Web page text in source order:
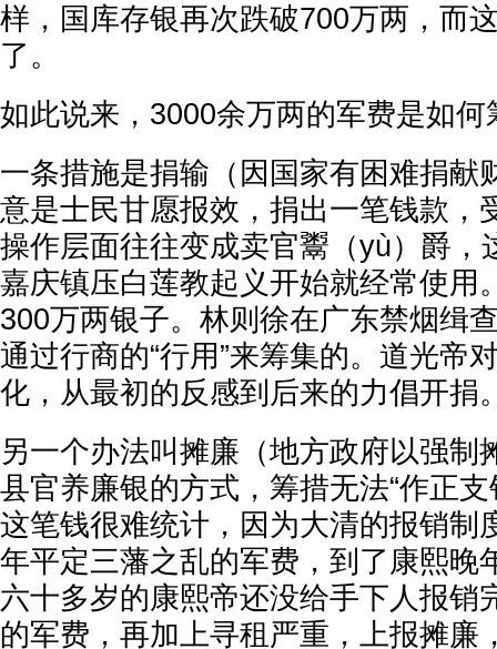
样，国库存银再次跌破700万两，而
了。
如此说来，3000余万两的军费是如何
一条措施是捐输（因国家有困难捐献
意是士民甘愿报效，捐出一笔钱款，
操作层面往往变成卖官鬻（yù）爵，
嘉庆镇压白莲教起义开始就经常使用
300万两银子。林则徐在广东禁烟缉
通过行商的“行用”来筹集的。道光帝
化，从最初的反感到后来的力倡开捐
另一个办法叫摊廉（地方政府以强制
县官养廉银的方式，筹措无法“作正
这笔钱很难统计，因为大清的报销制
年平定三藩之乱的军费，到了康熙晚
六十多岁的康熙帝还没给手下人报销
的军费，再加上寻租严重，上报摊廉